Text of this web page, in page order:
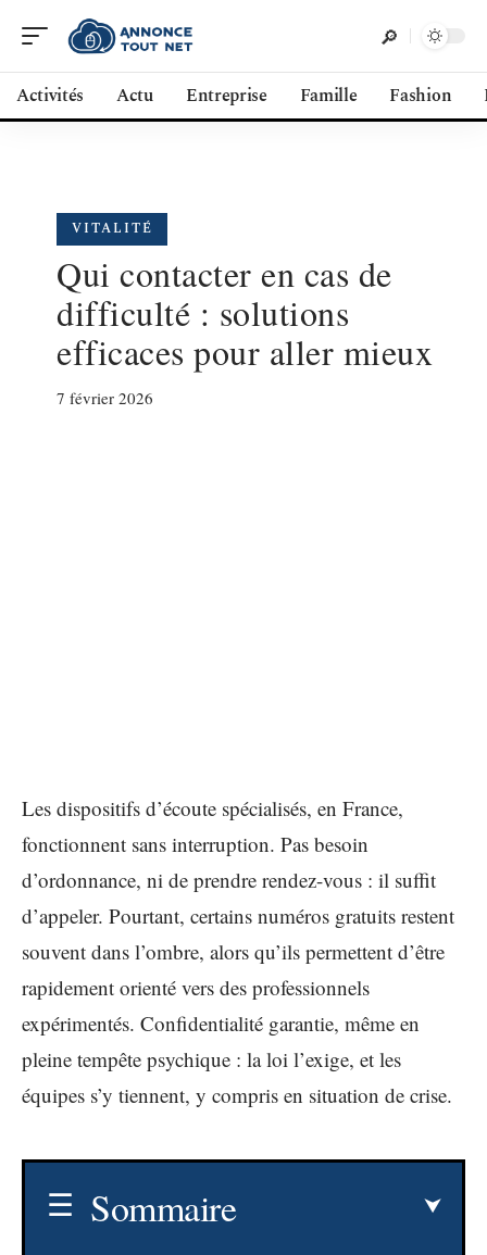
Activités Actu Entreprise Famille Fashion
VITALITÉ
Qui contacter en cas de
difficulté : solutions
efficaces pour aller mieux
7 février 2026
Les dispositifs d’écoute spécialisés, en France,
fonctionnent sans interruption. Pas besoin
d’ordonnance, ni de prendre rendez-vous : il suffit
d’appeler. Pourtant, certains numéros gratuits restent
souvent dans l’ombre, alors qu’ils permettent d’être
rapidement orienté vers des professionnels
expérimentés. Confidentialité garantie, même en
pleine tempête psychique : la loi l’exige, et les
équipes s’y tiennent, y compris en situation de crise.
Sommaire